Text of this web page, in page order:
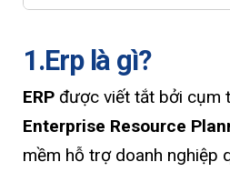
1.Erp là gì?
ERP được viết tắt bởi cụm
Enterprise Resource
mềm hỗ trợ doanh nghiệp